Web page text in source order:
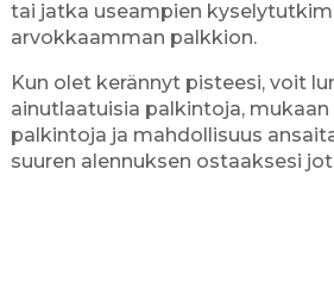
tai jatka useampien
arvokkaamman palkkion.
Kun olet kerännyt pisteesi, voit
ainutlaatuisia palkintoja, mukaan
palkintoja ja mahdollisuus
suuren alennuksen ostaaksesi